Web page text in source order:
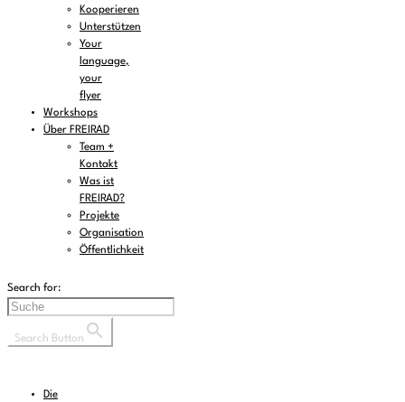
Kooperieren
Unterstützen
Your
language,
your
flyer
Workshops
Über FREIRAD
Team +
Kontakt
Was ist
FREIRAD?
Projekte
Organisation
Öffentlichkeit
Search for:
Search Button
Die